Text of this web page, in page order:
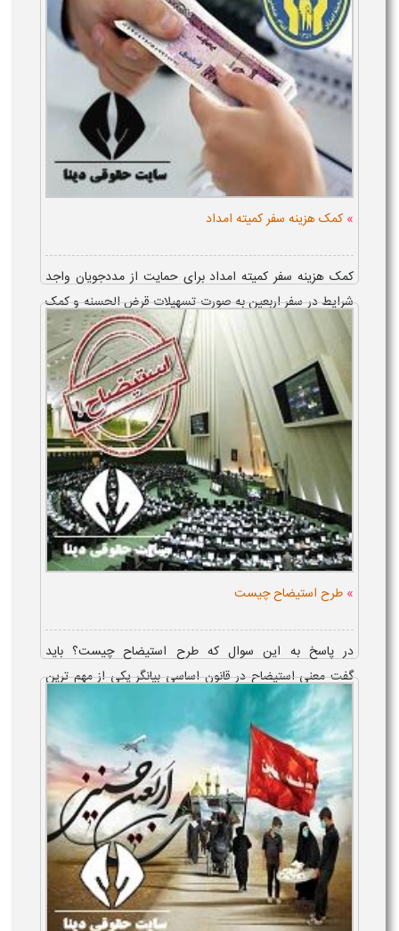
» کمک هزینه سفر کمیته امداد
کمک هزینه سفر کمیته امداد برای حمایت از مددجویان واجد
شرایط در سفر اربعین به صورت تسهیلات قرض الحسنه و کمک
هزینه بلاعوض پرداخت می شود. در پاسخ به این پرسش که
تسهیلات کی واریز می شود، باید گف...
» طرح استیضاح چیست
در پاسخ به این سوال که طرح استیضاح چیست؟ باید
گفت معنی استیضاح در قانون اساسی بیانگر یکی از مهم ترین
ابزارهای نظارتی مجلس شورای اسلامی است که برای بررسی
عملکرد وزیران و رئیس ...